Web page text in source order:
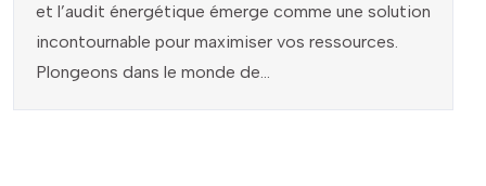
et l’audit énergétique émerge comme une solution
incontournable pour maximiser vos ressources.
Plongeons dans le monde de...